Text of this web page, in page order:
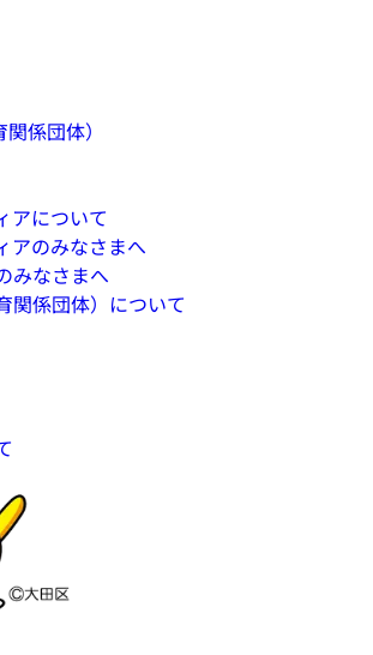
係団体）
アについて
アのみなさまへ
みなさまへ
関係団体）について